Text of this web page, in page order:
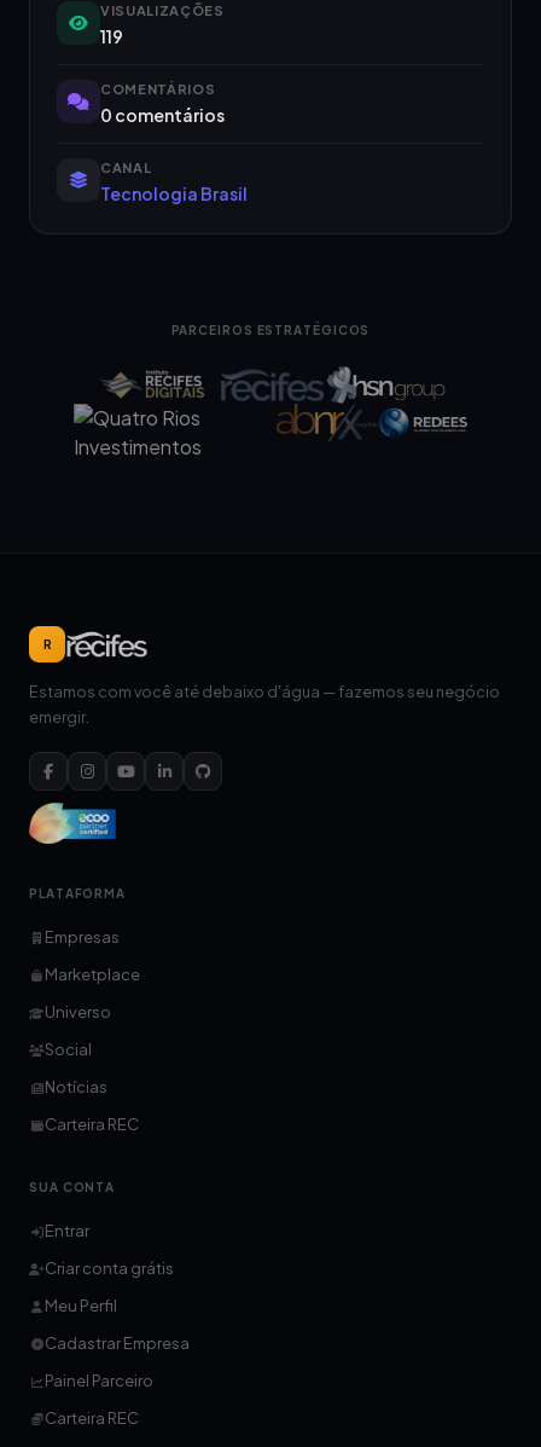
VISUALIZAÇÕES
119
COMENTÁRIOS
0 comentários
CANAL
Tecnologia Brasil
PARCEIROS ESTRATÉGICOS
R
Estamos com você até debaixo d'água — fazemos seu negócio
emergir.
PLATAFORMA
Empresas
Marketplace
Universo
Social
Notícias
Carteira REC
SUA CONTA
Entrar
Criar conta grátis
Meu Perfil
Cadastrar Empresa
Painel Parceiro
Carteira REC